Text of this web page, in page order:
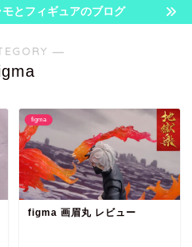
とフィギュアのブログ
―
figma
figma 画眉丸 レビュー